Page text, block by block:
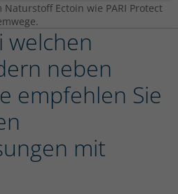
Ectoin wie PARI Protect
welchen
neben
empfehlen Sie
mit